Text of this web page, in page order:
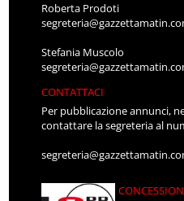
Roberta Prodoti
Stefania Muscolo
CONTATTACI
Per pubblicazione annunci,
contattare la segreteria al